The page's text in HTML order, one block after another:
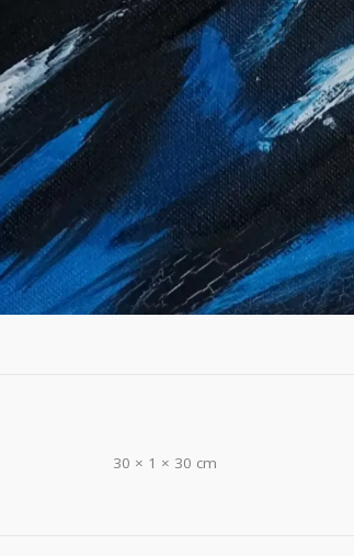
30 × 1 × 30 cm